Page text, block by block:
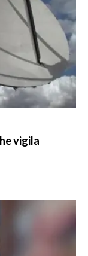
vigila